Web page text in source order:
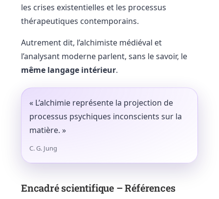
les crises existentielles et les processus
thérapeutiques contemporains.
Autrement dit, l’alchimiste médiéval et
l’analysant moderne parlent, sans le savoir, le
même langage intérieur.
« L’alchimie représente la projection de
processus psychiques inconscients sur la
matière. »
C. G. Jung
Encadré scientifique – Références